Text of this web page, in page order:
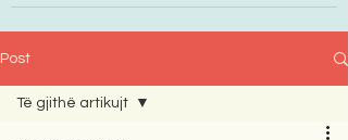
Post
Të gjithë artikujt